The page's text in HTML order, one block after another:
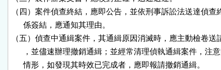
（四）案件偵查終結，應即公告，並依刑事訴訟法送達偵查
      係簽結，應通知其理由。
（五）偵查中通緝案件，其通緝原因消滅時，應主動檢卷送
，並儘速辦理撤銷通緝；並經常清理偵執通緝案件，注
      情形，如發現其時效已完成者，應即報請撤銷通緝。